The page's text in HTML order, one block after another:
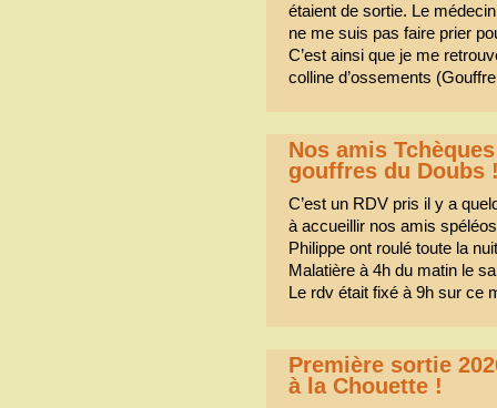
étaient de sortie. Le
ne me suis pas faire prier
C’est ainsi que je me
colline d’ossements
Nos amis
gouffres du Doubs
C’est un RDV pris il y a
à accueillir nos amis
Philippe ont roulé toute la
Malatière à 4h du matin le
Le rdv était fixé à 9h sur ce
Première sortie
à la Chouette !